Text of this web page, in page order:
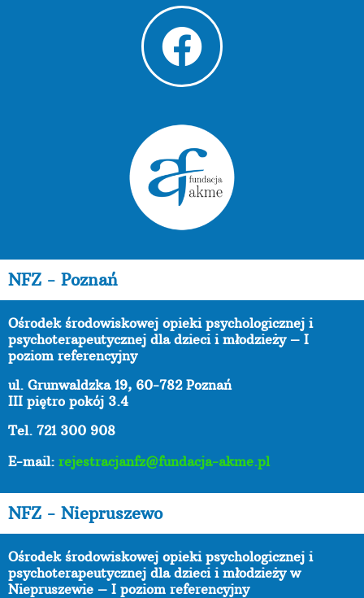
NFZ - Poznań
Ośrodek środowiskowej opieki psychologicznej i
psychoterapeutycznej dla dzieci i młodzieży – I
poziom referencyjny
ul. Grunwaldzka 19, 60-782 Poznań
III piętro pokój 3.4
Tel. 721 300 908
E-mail: rejestracjanfz@fundacja-akme.pl
NFZ - Niepruszewo
Ośrodek środowiskowej opieki psychologicznej i
psychoterapeutycznej dla dzieci i młodzieży w
Niepruszewie – I poziom referencyjny